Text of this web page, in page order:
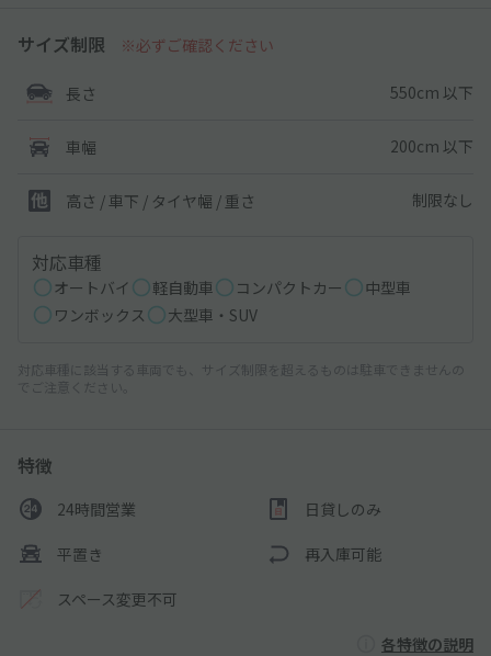
サイズ制限 ※必ずご確認ください
長さ 550cm 以下
車幅 200cm 以下
高さ / 車下 / タイヤ幅 / 重さ 制限なし
対応車種
オートバイ 軽自動車 コンパクトカー
中型車
ワンボックス
大型車・SUV
対応車種に該当する車両でも、サイズ制限を超えるものは駐車できませんの
でご注意ください。
特徴
24時間営業 日貸しのみ
平置き 再入庫可能
スペース変更不可
各特徴の説明